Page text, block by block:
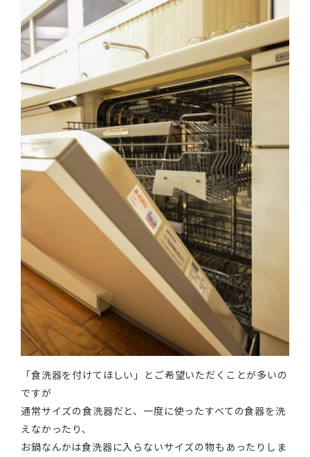
「食洗器を付けてほしい」とご希望いただくことが多いの
ですが
通常サイズの食洗器だと、一度に使ったすべての食器を洗
えなかったり、
お鍋なんかは食洗器に入らないサイズの物もあったりしま